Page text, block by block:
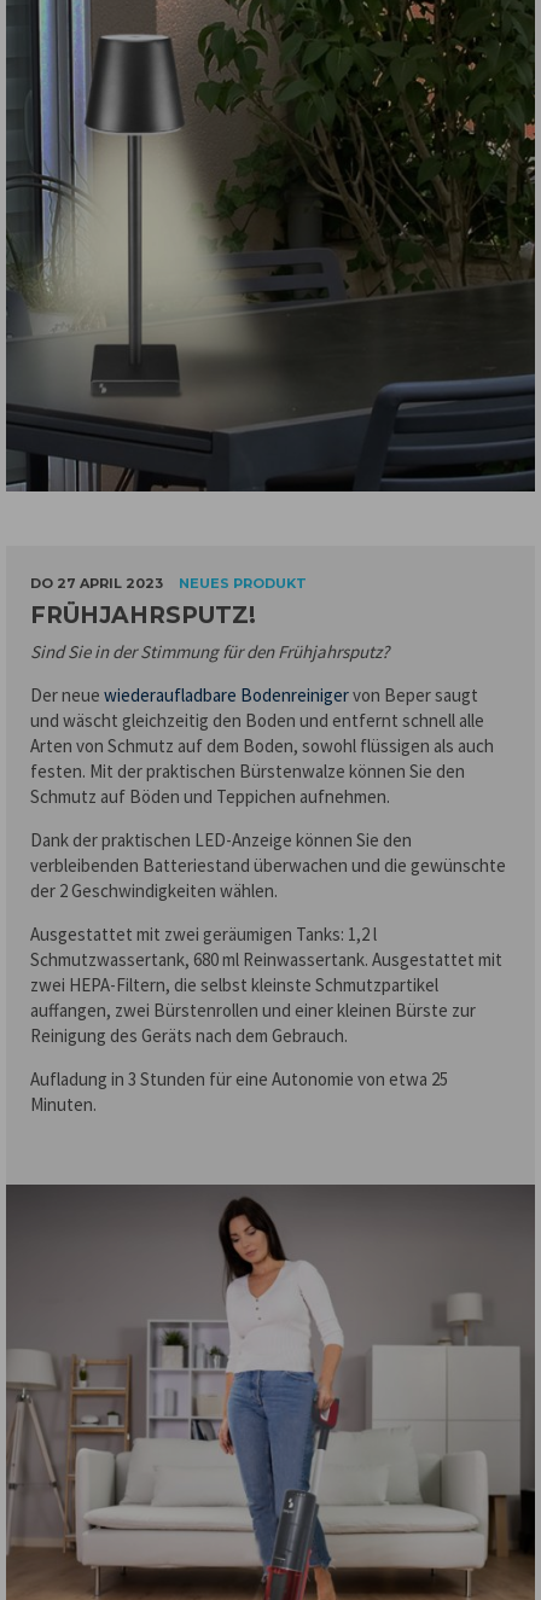
DO 27 APRIL 2023 NEUES PRODUKT
FRÜHJAHRSPUTZ!
Sind Sie in der Stimmung für den Frühjahrsputz?
Der neuewiederaufladbare Bodenreinigervon Beper saugt
und wäscht gleichzeitig den Boden und entfernt schnell alle
Arten von Schmutz auf dem Boden, sowohl flüssigen als auch
festen. Mit der praktischen Bürstenwalze können Sie den
Schmutz auf Böden und Teppichen aufnehmen.
Dank der praktischen LED-Anzeige können Sie den
verbleibenden Batteriestand überwachen und die gewünschte
der 2 Geschwindigkeiten wählen.
Ausgestattet mit zwei geräumigen Tanks: 1,2 l
Schmutzwassertank, 680 ml Reinwassertank. Ausgestattet mit
zwei HEPA-Filtern, die selbst kleinste Schmutzpartikel
auffangen, zwei Bürstenrollen und einer kleinen Bürste zur
Reinigung des Geräts nach dem Gebrauch.
Aufladung in 3 Stunden für eine Autonomie von etwa 25
Minuten.